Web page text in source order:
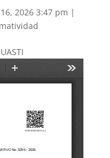
2026 3:47 pm |